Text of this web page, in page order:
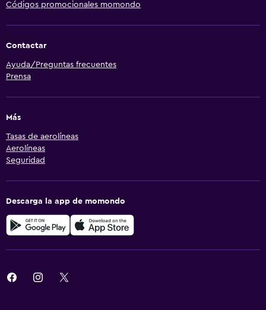
Códigos promocionales momondo
Contactar
Ayuda/Preguntas frecuentes
Prensa
Más
Tasas de aerolíneas
Aerolíneas
Seguridad
Descarga la app de momondo